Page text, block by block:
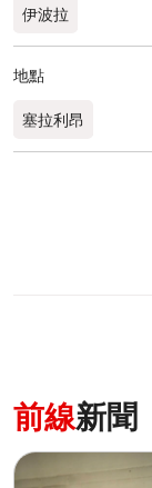
伊波拉
地點
塞拉利昂
前線新聞